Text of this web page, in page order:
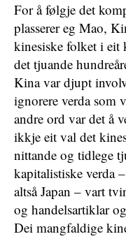
For å følgje det
plasserer eg Mao,
kinesiske folket i eit
det tjuande
Kina var djupt
ignorere verda som
andre ord var det å
ikkje eit val det
nittande og tidlege
kapitalistiske verda
altså Japan – vart
og handelsartiklar
Dei mangfaldige